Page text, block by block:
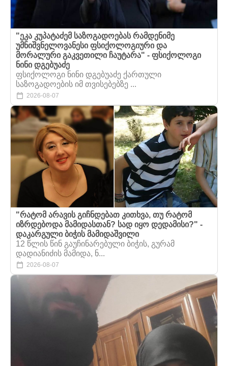
"ეკა კუპატაძემ საზოგადოებას რამდენიმე
უმნიშვნელოვანესი ფსიქოლოგიური და
მორალური გაკვეთილი ჩაუტარა" - ფსიქოლოგი
ნინი დგებუაძე
ფსიქოლოგი ნინი დგებუაძე ქართული
საზოგადოების იმ თვისებებზე ...
2026-08-07
"რატომ არავის გიჩნდებათ კითხვა, თუ რატომ
იზრდებოდა მამიდასთან? სად იყო დედამისი?" -
დაკარგული ბიჭის მამიდაშვილი
12 წლის წინ გაუჩინარებული ბიჭის, გურამ
დადიანიძის მამიდა, ნ...
2026-08-07